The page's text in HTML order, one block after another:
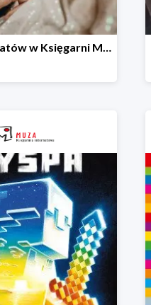
Festiwal rabatów w Księgarni Muza do -60%